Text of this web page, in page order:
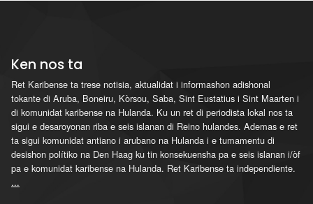
Ken nos ta
Ret Karibense ta trese notisia, aktualidat i informashon adishonal
tokante di Aruba, Boneiru, Kòrsou, Saba, Sint Eustatius i Sint Maarten i
di komunidat karibense na Hulanda. Ku un ret di periodista lokal nos ta
sigui e desaroyonan riba e seis islanan di Reino hulandes. Ademas e ret
ta sigui komunidat antiano i arubano na Hulanda i e tumamentu di
desishon polítiko na Den Haag ku tin konsekuensha pa e seis islanan i/òf
pa e komunidat karibense na Hulanda. Ret Karibense ta independiente.
...